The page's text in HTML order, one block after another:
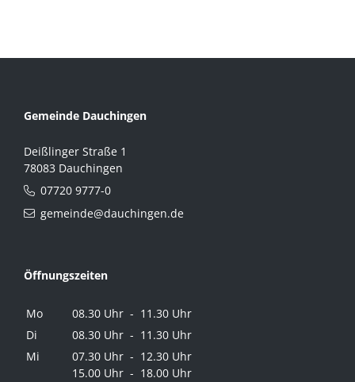
Gemeinde Dauchingen
Deißlinger Straße 1
78083 Dauchingen
07720 9777-0
gemeinde@dauchingen.de
Öffnungszeiten
Mo
08.30 Uhr - 11.30 Uhr
Di
08.30 Uhr - 11.30 Uhr
Mi
07.30 Uhr - 12.30 Uhr
15.00 Uhr - 18.00 Uhr